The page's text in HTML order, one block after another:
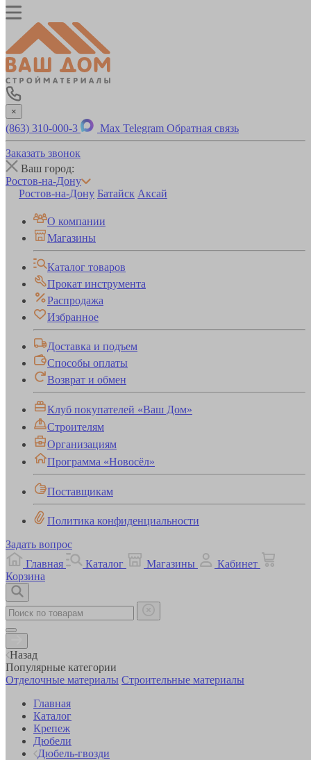
×
(863) 310-000-3 Max Telegram Обратная связь
Заказать звонок
Ваш город:
Ростов-на-Дону
Ростов-на-Дону Батайск Аксай
О компании
Магазины
Каталог товаров
Прокат инструмента
Распродажа
Избранное
Доставка и подъем
Способы оплаты
Возврат и обмен
Клуб покупателей «Ваш Дом»
Строителям
Организациям
Программа «Новосёл»
Поставщикам
Политика конфиденциальности
Задать вопрос
Главная
Каталог Магазины
Кабинет
Корзина
Назад
Популярные категории
Отделочные материалы Строительные материалы
Главная
Каталог
Крепеж
Дюбели
Дюбель-гвозди